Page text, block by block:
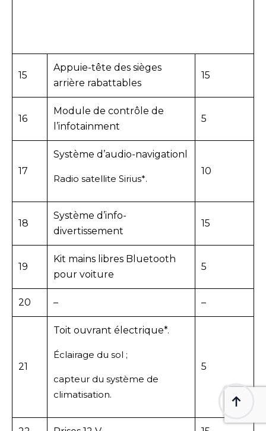
15
Appuie-tête des sièges
arrière rabattables
15
16
Module de contrôle de
l’infotainment
5
17
Système d’audio-navigationl
Radio satellite Sirius*.
10
18
Système d’info-
divertissement
15
19
Kit mains libres Bluetooth
pour voiture
5
20 – –
21
Toit ouvrant électrique*.
Éclairage du sol ;
capteur du système de
climatisation.
5